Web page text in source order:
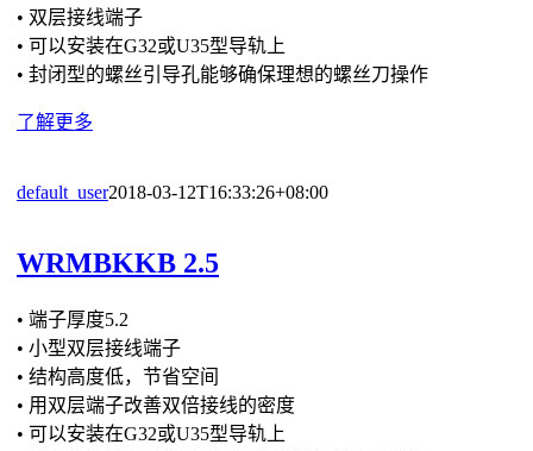
• 双层接线端子
• 可以安装在G32或U35型导轨上
• 封闭型的螺丝引导孔能够确保理想的螺丝刀操作
了解更多
default_user2018-03-12T16:33:26+08:00
WRMBKKB 2.5
• 端子厚度5.2
• 小型双层接线端子
• 结构高度低，节省空间
• 用双层端子改善双倍接线的密度
• 可以安装在G32或U35型导轨上